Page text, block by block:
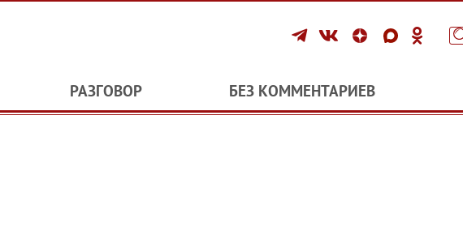
РАЗГОВОР БЕЗ КОММЕНТАРИЕВ